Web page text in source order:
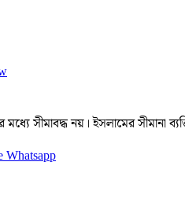
সীমাবদ্ধ নয়। ইসলামের সীমানা
Whatsapp